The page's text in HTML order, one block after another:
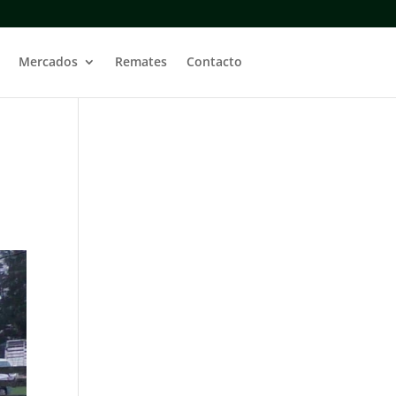
Mercados Remates Contacto